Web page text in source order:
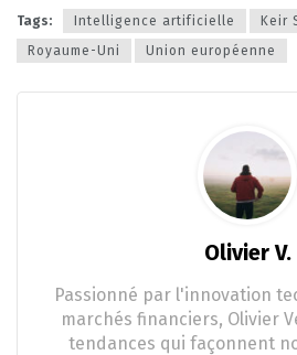
Tags: Intelligence artificielle Keir
Royaume-Uni
Union européenne
Olivier V.
Passionné par l'innovation
marchés financiers, Olivier
tendances qui façonnent